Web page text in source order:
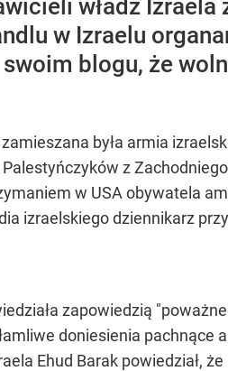
władz Izraela
w Izraelu
blogu, że
była armia
z
w USA obywatela
izraelskiego dziennikarz
zapowiedzią
doniesienia pachnące
Ehud Barak powiedział,